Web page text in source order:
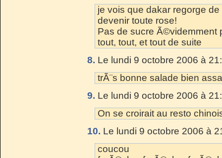
je vois que dakar regorge
devenir toute rose!
Pas de sucre Ã©videmment
tout, tout, et tout de suite
8. Le lundi 9 octobre 2006 à
trÃ¨s bonne salade bien
9. Le lundi 9 octobre 2006 à
On se croirait au resto
10. Le lundi 9 octobre 2006 à
coucou